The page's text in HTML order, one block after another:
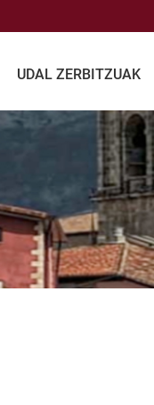
UDAL ZERBITZUAK